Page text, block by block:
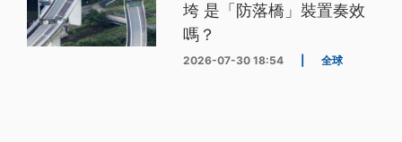
垮 是「防落橋」裝置奏效
嗎？
2026-07-30 18:54 全球